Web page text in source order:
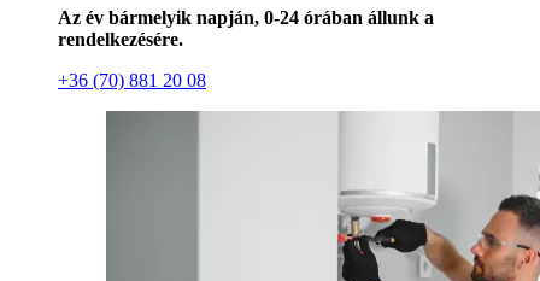
Az év bármelyik napján, 0-24 órában állunk a
rendelkezésére.
+36 (70) 881 20 08